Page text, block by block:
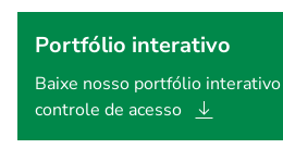
Portfólio interativo
Baixe nosso portfólio
controle de acesso